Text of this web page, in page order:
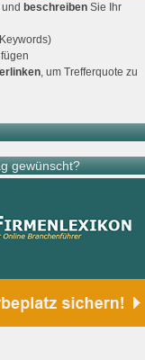
beschreibenSie Ihr
, um Trefferquote zu
gewünscht?